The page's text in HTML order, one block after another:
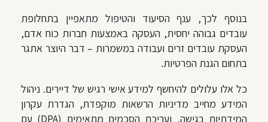
בנוסף לכך, ענף הסיעוד והטיפול מתאפיין בתחלופת
עובדים גבוהה יחסית, העסקה באמצעות חברות כוח אדם,
העסקת עובדים זרים ועבודה במשמרות – דבר היוצר אתגר
בתחום הגנת הפרטיות.
כל אלו עלולים להיחשף למידע אישי רגיש של דיירים. ניהול
המידע מחייב מדיניות הרשאות מוקפדת, הגדרת עקרון
המידתיות בגישה, ועריכת הסכמים מתאימים (DPA) עם